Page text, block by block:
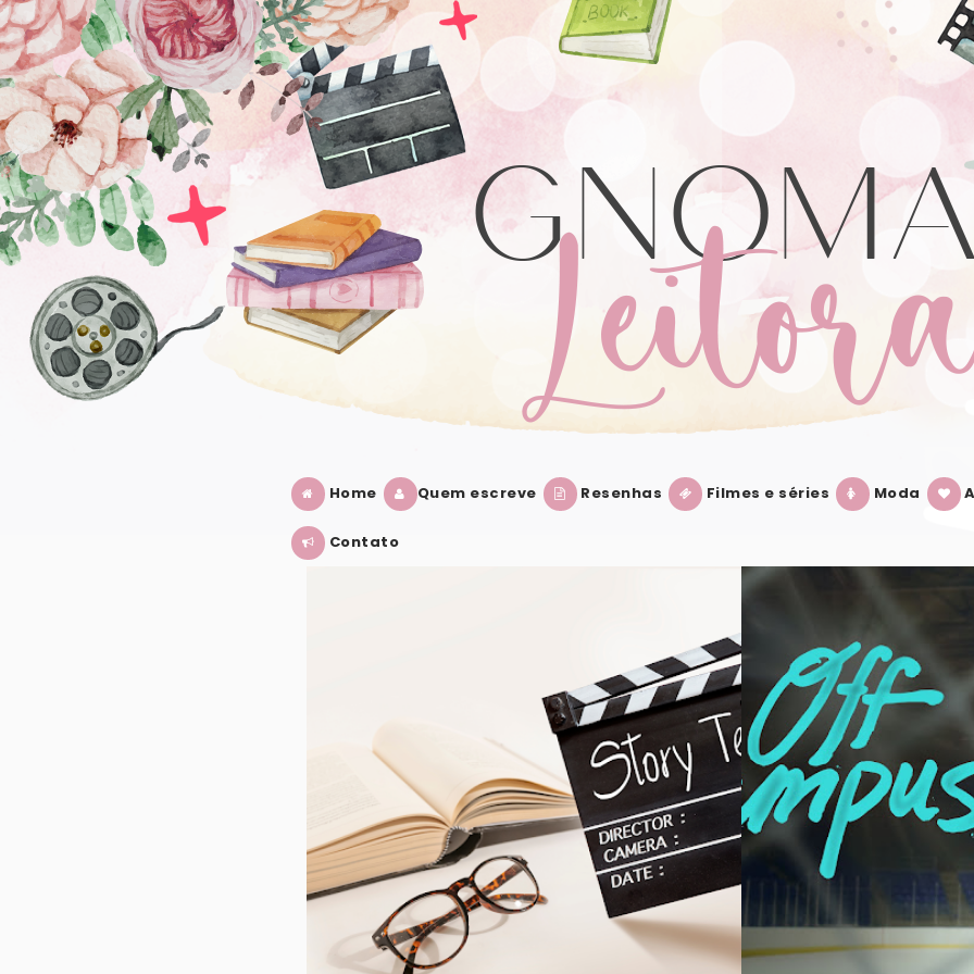
Home Quem escreve Resenhas Filmes e séries Moda
Contato
SE VOCÊ ASSISTIU ESSE FILME, VAI GOSTAR DESSE LIVRO[SÉRIE] OFF CAMPUS: O QUE ACHEI DA
VER POST